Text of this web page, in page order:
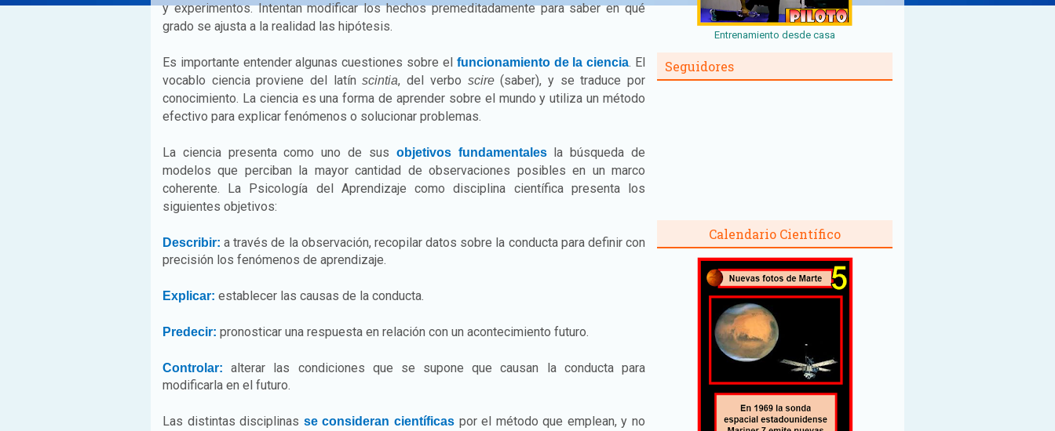
y experimentos. Intentan modificar los hechos premeditadamente para saber en qué
grado se ajusta a la realidad las hipótesis.
Es importante entender algunas cuestiones sobre el funcionamiento de la ciencia. El
vocablo ciencia proviene del latínscintia, del verbo scire(saber), y se traduce por
conocimiento. La ciencia es una forma de aprender sobre el mundo y utiliza un método
efectivo para explicar fenómenos o solucionar problemas.
La ciencia presenta como uno de sus objetivos fundamentalesla búsqueda de
modelos que perciban la mayor cantidad de observaciones posibles en un marco
coherente. La Psicología del Aprendizaje como disciplina científica presenta los
siguientes objetivos:
Describir: a través de la observación, recopilar datos sobre la conducta para definir con
precisión los fenómenos de aprendizaje.
Explicar: establecer las causas de la conducta.
Predecir: pronosticar una respuesta en relación con un acontecimiento futuro.
Controlar:
alterar las condiciones que se supone que causan la conducta para
modificarla en el futuro.
Las distintas disciplinas se consideran científicaspor el método que emplean, y no
Entrenamiento desde casa
Seguidores
Calendario Científico